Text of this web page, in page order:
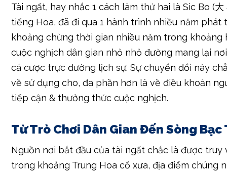
Tài ngất, hay nhắc 1 cách làm thứ hai là Sic Bo (
tiếng Hoa, đã đi qua 1 hành trình nhiều năm phát
khoảng chừng thời gian nhiều năm trong khoảng
cuộc nghịch dân gian nhỏ nhỏ đường mang lại
cá cược trực đường lịch sự. Sự chuyển đổi này
về sử dụng cho, đa phần hơn là về điều khoản
tiếp cận & thưởng thức cuộc nghịch.
Từ Trò Chơi Dân Gian Đến Sòng Bạc
Nguồn nơi bắt đầu của tài ngất chắc là được truy
trong khoảng Trung Hoa cổ xưa, địa điểm chúng